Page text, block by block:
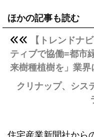
ほかの記事も読む
【トレンドナ
ティブで協働=都市
来樹種植樹を」業界
クリナップ、シス
住宅産業新聞社から